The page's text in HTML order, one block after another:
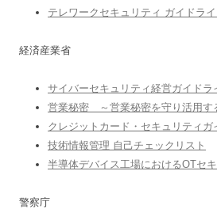
テレワークセキュリティ ガイドラ
経済産業省
サイバーセキュリティ経営ガイドラ
営業秘密 ～営業秘密を守り活用す
クレジットカード・セキュリティガ
技術情報管理 自己チェックリスト
半導体デバイス工場におけるOTセ
警察庁